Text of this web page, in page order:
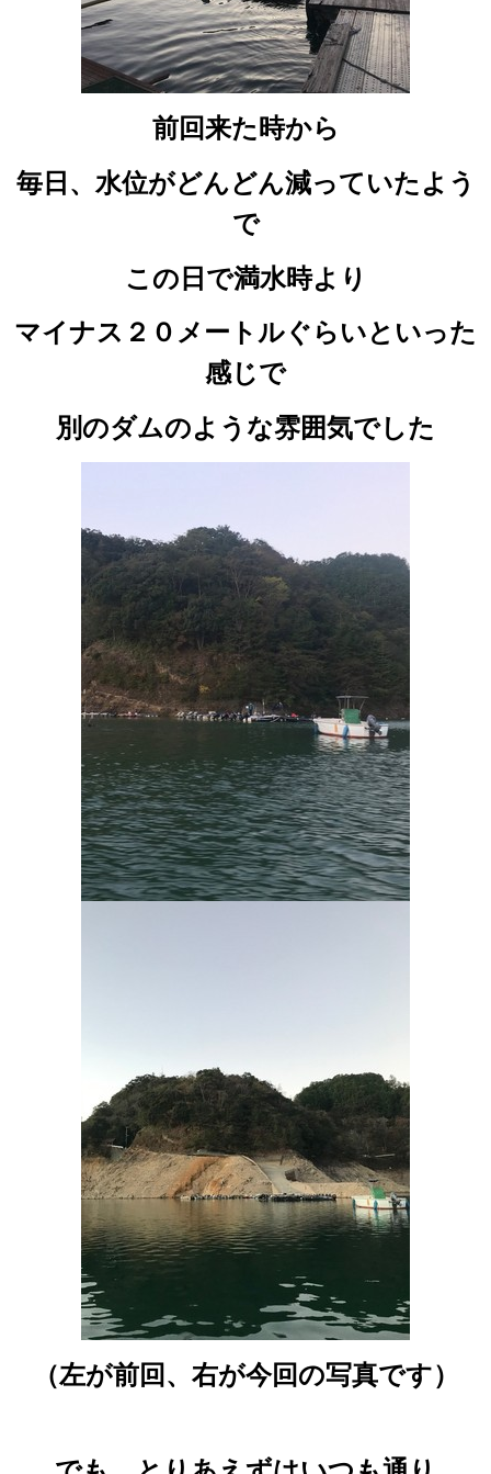
前回来た時から
毎日、水位がどんどん減っていたよう
で
この日で満水時より
マイナス２０メートルぐらいといった
感じで
別のダムのような雰囲気でした
（左が前回、右が今回の写真です）